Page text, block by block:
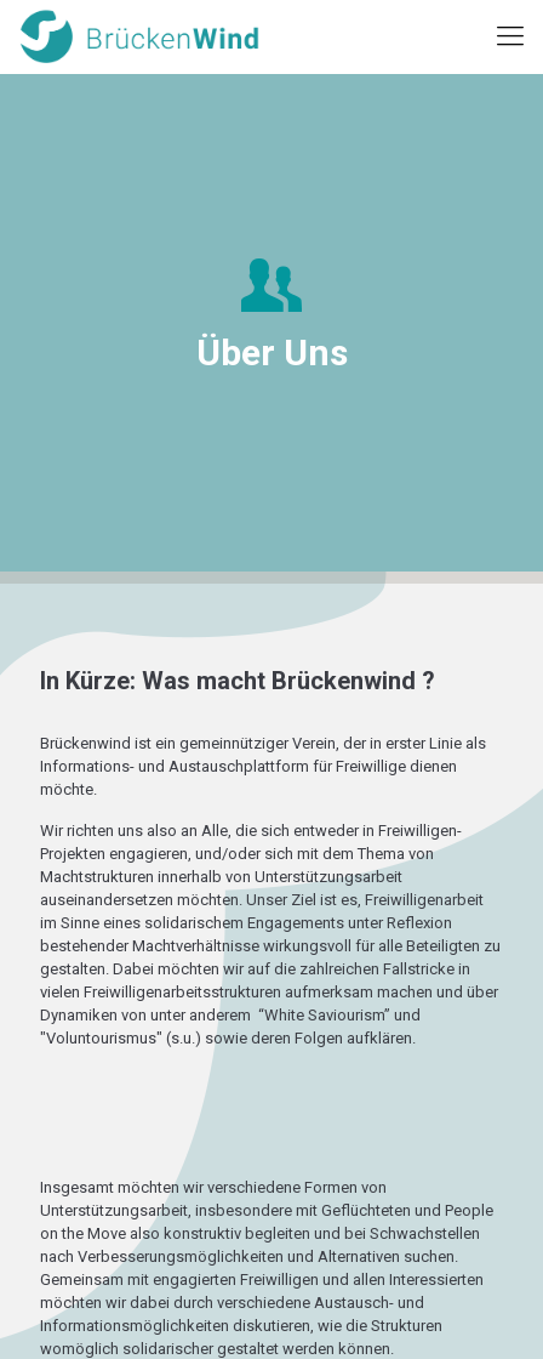
Über Uns
In Kürze: Was macht Brückenwind ?
Brückenwind ist ein gemeinnütziger Verein, der in erster Linie als
Informations- und Austauschplattform für Freiwillige dienen
möchte.
Wir richten uns also an Alle, die sich entweder in Freiwilligen-
Projekten engagieren, und/oder sich mit dem Thema von
Machtstrukturen innerhalb von Unterstützungsarbeit
auseinandersetzen möchten. Unser Ziel ist es, Freiwilligenarbeit
im Sinne eines solidarischem Engagements unter Reflexion
bestehender Machtverhältnisse wirkungsvoll für alle Beteiligten zu
gestalten. Dabei möchten wir auf die zahlreichen Fallstricke in
vielen Freiwilligenarbeitsstrukturen aufmerksam machen und über
Dynamiken von unter anderem “White Saviourism” und
"Voluntourismus" (s.u.) sowie deren Folgen aufklären.
Insgesamt möchten wir verschiedene Formen von
Unterstützungsarbeit, insbesondere mit Geflüchteten und People
on the Move also konstruktiv begleiten und bei Schwachstellen
nach Verbesserungsmöglichkeiten und Alternativen suchen.
Gemeinsam mit engagierten Freiwilligen und allen Interessierten
möchten wir dabei durch verschiedene Austausch- und
Informationsmöglichkeiten diskutieren, wie die Strukturen
womöglich solidarischer gestaltet werden können.